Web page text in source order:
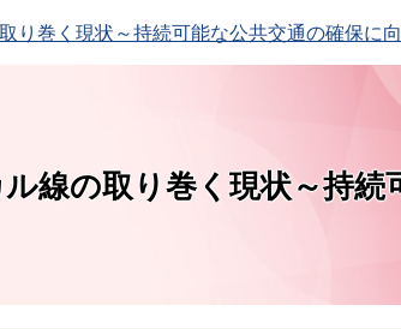
り巻く現状～持続可能な公共交通の確保に
線の取り巻く現状～持続